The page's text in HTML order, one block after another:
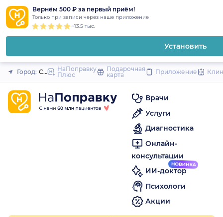
Вернём 500 ₽ за первый приём!
Только при записи через наше приложение
~13.5 тыс.
Установить
Закрыть
Город: Санкт-Петербург
НаПоправку
Плюс
Подарочная
карта
Приложение
Врачи
Услуги
Диагностика
Онлайн-
консультации
ИИ-доктор
Психологи
Акции